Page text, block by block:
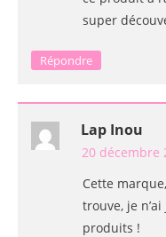
super
Répondre
Lap Inou
20 décembre
Cette
trouve, je
produits !